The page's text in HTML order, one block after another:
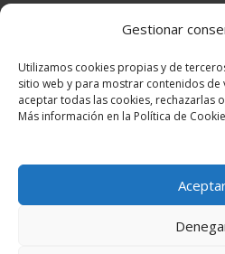
Gestionar
Utilizamos cookies propias y de
sitio web y para mostrar contenidos de
aceptar todas las cookies, rechazarlas
Más información en la Política de
Tel: 620 901 567
Aviso Legal